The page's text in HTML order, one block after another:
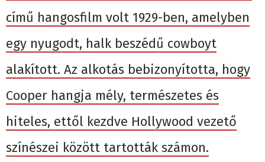
című hangosfilm volt 1929-ben, amelyben
egy nyugodt, halk beszédű cowboyt
alakított. Az alkotás bebizonyította, hogy
Cooper hangja mély, természetes és
hiteles, ettől kezdve Hollywood vezető
színészei között tartották számon.